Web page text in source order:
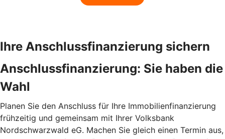
Ihre Anschlussfinanzierung sichern
Anschlussfinanzierung: Sie haben die
Wahl
Planen Sie den Anschluss für Ihre Immobilienfinanzierung
frühzeitig und gemeinsam mit Ihrer Volksbank
Nordschwarzwald eG. Machen Sie gleich einen Termin aus,